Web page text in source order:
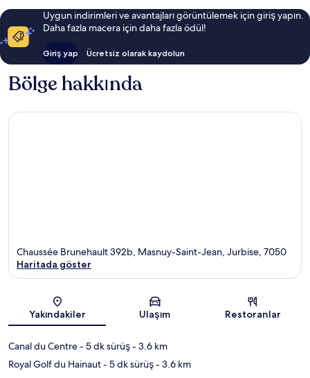
Uygun indirimleri ve avantajları görüntülemek için giriş yapın.
Daha fazla macera için daha fazla ödül!
Giriş yap Ücretsiz olarak kaydolun
Bölge hakkında
Harita
Chaussée Brunehault 392b, Masnuy-Saint-Jean, Jurbise, 7050
Haritada göster
Yakındakiler Ulaşım Restoranlar
Canal du Centre- 5 dk sürüş- 3.6 km
Royal Golf du Hainaut- 5 dk sürüş- 3.6 km